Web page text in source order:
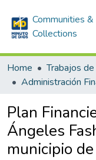
Communities &
Collections
Home Trabajos
Administración
Plan
Ángeles
municipio